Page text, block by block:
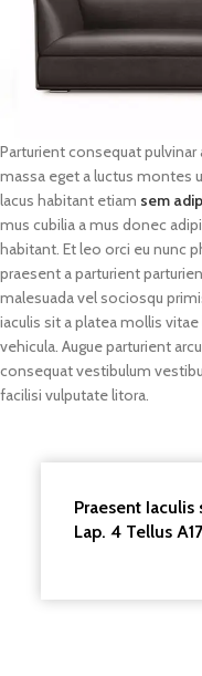
Parturient consequat
massa eget a luctus montes
lacus habitant etiam sem
mus cubilia a mus donec
habitant. Et leo orci eu nunc
praesent a parturient
malesuada vel sociosqu
iaculis sit a platea mollis
vehicula. Augue parturient arcu
consequat vestibulum
facilisi vulputate litora.
Praesent Iaculis
Lap. 4 Tellus